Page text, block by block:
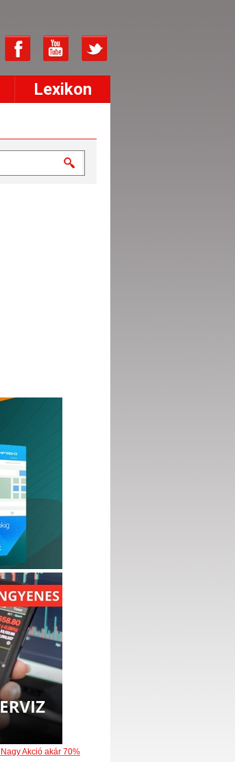
Lexikon